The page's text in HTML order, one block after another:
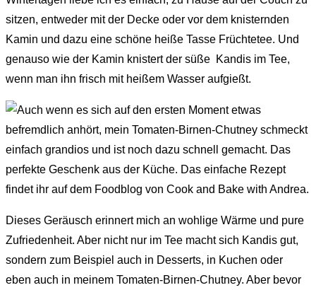
sitzen, entweder mit der Decke oder vor dem knisternden
Kamin und dazu eine schöne heiße Tasse Früchtetee. Und
genauso wie der Kamin knistert der süße Kandis im Tee,
wenn man ihn frisch mit heißem Wasser aufgießt.
Dieses Geräusch erinnert mich an wohlige Wärme und pure
Zufriedenheit. Aber nicht nur im Tee macht sich Kandis gut,
sondern zum Beispiel auch in Desserts, in Kuchen oder
eben auch in meinem Tomaten-Birnen-Chutney. Aber bevor